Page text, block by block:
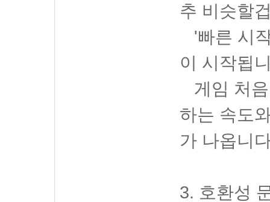
추 비슷할
'빠른 시
이 시작됩
게임 처
하는 속도
가 나옵니
3. 호환성